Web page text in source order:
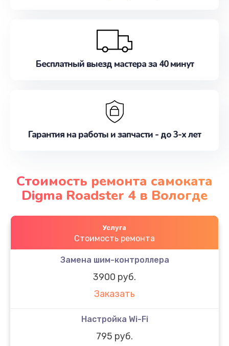
Бесплатный выезд мастера за 40 минут
Гарантия на работы и запчасти - до 3-х лет
Стоимость ремонта самоката
Digma Roadster 4 в Вологде
Услуга
Стоимость ремонта
Замена шим-контроллера
3900 руб.
Заказать
Настройка Wi-Fi
795 руб.